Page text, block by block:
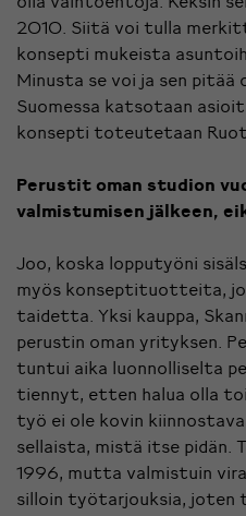
2010. Siitä voi tulla
konsepti mukeista
Minusta se voi ja sen pitää
Suomessa katsotaan
konsepti toteutetaan
Perustit oman studion
valmistumisen jälkeen,
Joo, koska lopputyöni
myös konseptituotteita,
taidetta. Yksi kauppa,
perustin oman yrityksen.
tuntui aika luonnolliselta
tiennyt, etten halua olla
työ ei ole kovin
sellaista, mistä itse pidän.
1996, mutta valmistuin
silloin työtarjouksia, joten